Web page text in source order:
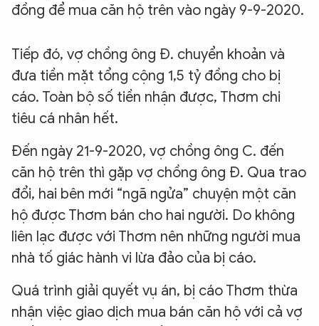
đồng để mua căn hộ trên vào ngày 9-9-2020.
Tiếp đó, vợ chồng ông Đ. chuyển khoản và
đưa tiền mặt tổng cộng 1,5 tỷ đồng cho bị
cáo. Toàn bộ số tiền nhận được, Thơm chi
tiêu cá nhân hết.
Đến ngày 21-9-2020, vợ chồng ông C. đến
căn hộ trên thì gặp vợ chồng ông Đ. Qua trao
đổi, hai bên mới “ngã ngửa” chuyện một căn
hộ được Thơm bán cho hai người. Do không
liên lạc được với Thơm nên những người mua
nhà tố giác hành vi lừa đảo của bị cáo.
Quá trình giải quyết vụ án, bị cáo Thơm thừa
nhận việc giao dịch mua bán căn hộ với cả vợ